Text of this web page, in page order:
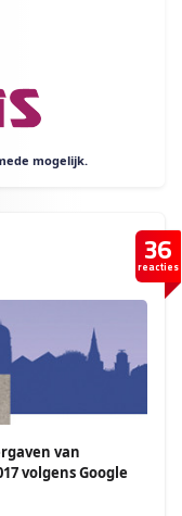
mogelijk.
36
reacties
van
volgens Google